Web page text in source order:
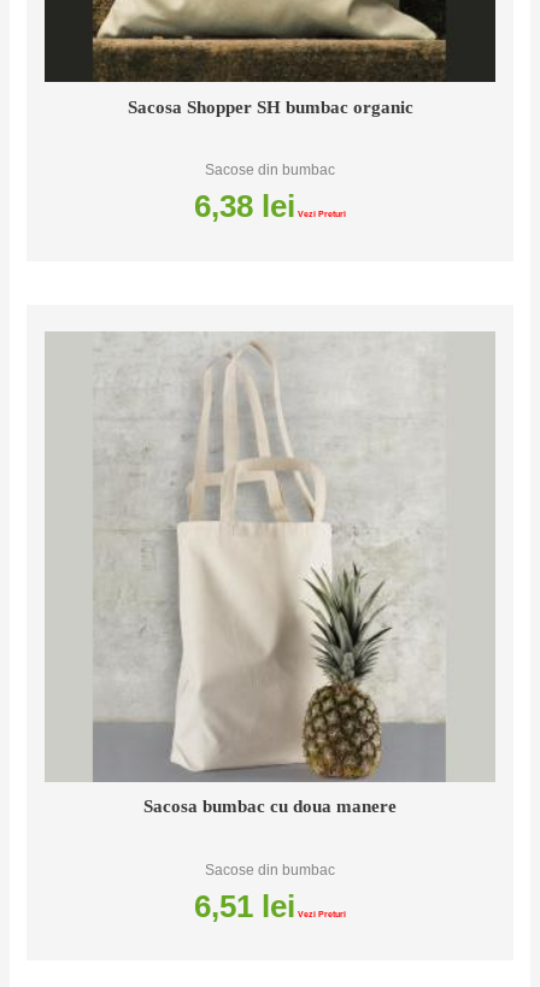
Sacosa Shopper SH bumbac organic
Sacose din bumbac
6,38 lei Vezi Preturi
Sacosa bumbac cu doua manere
Sacose din bumbac
6,51 lei Vezi Preturi